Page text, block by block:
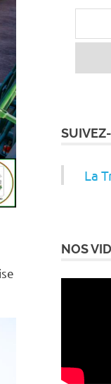
La
NOS